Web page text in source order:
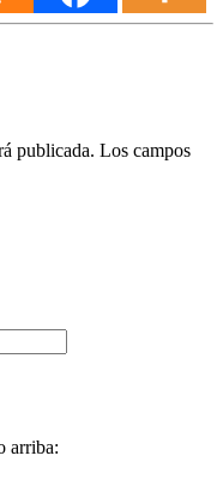
publicada. Los campos
arriba: